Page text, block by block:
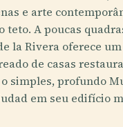
e arte
teto. A poucas
la Rivera oferece um
de casas
simples, profundo
em seu edifício